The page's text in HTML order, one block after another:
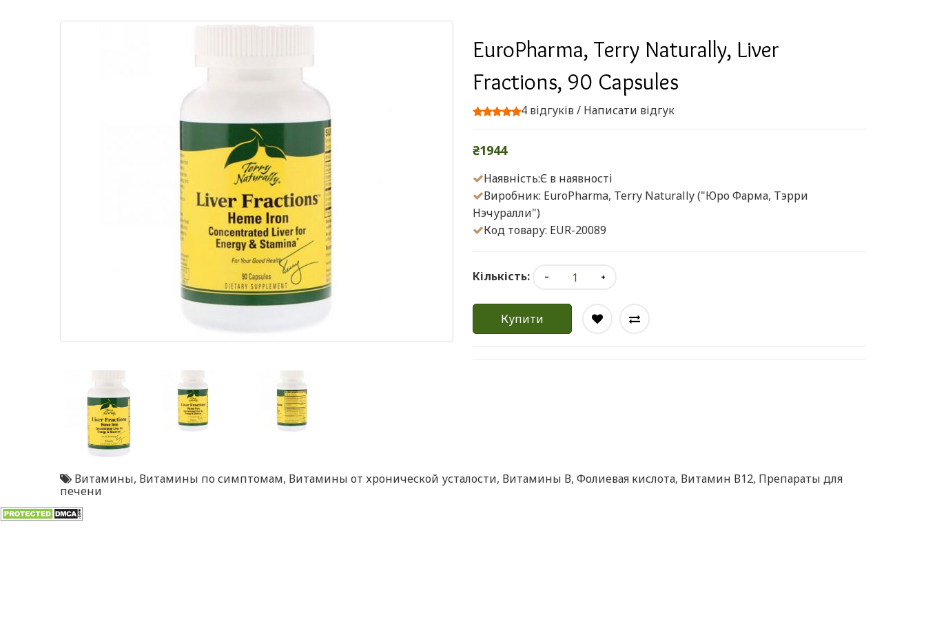
EuroPharma, Terry Naturally, Liver
Fractions, 90 Capsules
4 відгуків/ Написати відгук
₴1944
Наявність:Є в наявності
Виробник: EuroPharma, Terry Naturally ("Юро Фарма, Тэрри
Нэчуралли")
Код товару: EUR-20089
Кількість:
Купити
Витамины, Витамины по симптомам, Витамины от хронической усталости, Витамины В, Фолиевая кислота, Витамин В12, Препараты для
печени